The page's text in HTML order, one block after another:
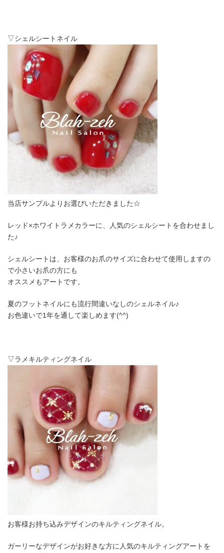
▽シェルシートネイル
当店サンプルよりお選びいただきました☆
レッド×ホワイトラメカラーに、人気のシェルシートを合わせまし
た♪
シェルシートは、お客様のお爪のサイズに合わせて使用しますの
で小さいお爪の方にも
オススメもアートです。
夏のフットネイルにも流行間違いなしのシェルネイル♪
お色違いで1年を通して楽しめます(^^)
▽ラメキルティングネイル
お客様お持ち込みデザインのキルティングネイル。
ガーリーなデザインがお好きな方に人気のキルティングアートを